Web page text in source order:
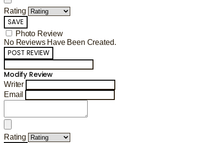
Rating
SAVE
Photo Review
No Reviews Have Been Created.
POST REVIEW
Modify Review
Writer
Email
Rating